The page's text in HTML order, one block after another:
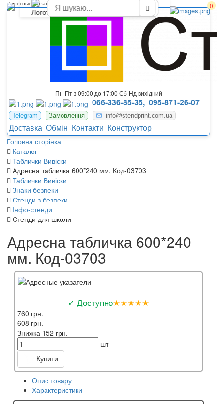
0
Пн-Пт з 09:00 до 17:00 Сб-Нд вихідний
066-336-85-35, 095-871-26-07
Telegram Замовлення info@stendprint.com.ua
Доставка Обмін Контакти Конструктор
Головна сторінка
Каталог
Таблички Вивіски
Адресна табличка 600*240 мм. Код-03703
Таблички Вивіски
Знаки безпеки
Стенди з безпеки
Інфо-стенди
Стенди для школи
Адресные указатели
Адресна табличка 600*240
мм. Код-03703
✓ Доступно★★★★★
760 грн.
608 грн.
Знижка 152 грн.
шт
Купити
Опис товару
Характеристики